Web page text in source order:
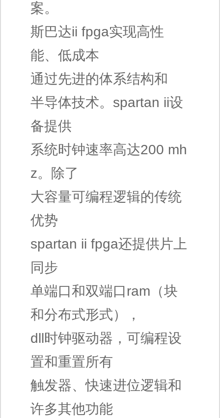
案。
斯巴达ii fpga实现高性
能、低成本
通过先进的体系结构和
半导体技术。spartan ii设
备提供
系统时钟速率高达200 mh
z。除了
大容量可编程逻辑的传统
优势
spartan ii fpga还提供片上
同步
单端口和双端口ram（块
和分布式形式），
dll时钟驱动器，可编程设
置和重置所有
触发器、快速进位逻辑和
许多其他功能